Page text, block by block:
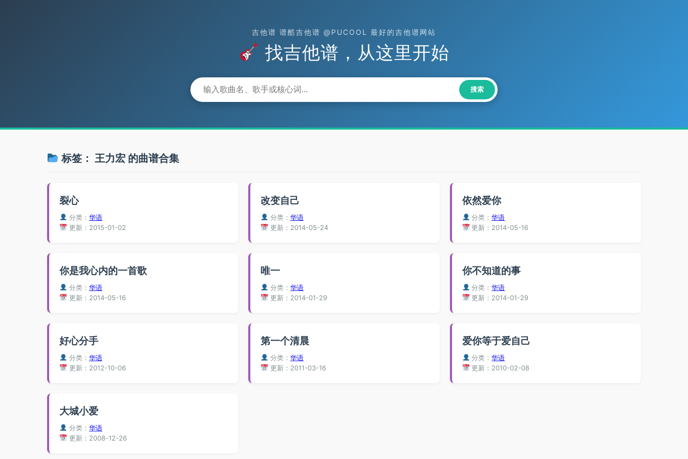
吉他谱 谱酷吉他谱 @PUCOOL 最好的吉他谱网站
找吉他谱，从这里开始
搜索
标签： 王力宏的曲谱合集
裂心
分类： 华语
更新：2015-01-02
改变自己
分类：华语
更新：2014-05-24
依然爱你
分类：华语
更新：2014-05-16
你是我心内的一首歌
分类： 华语
更新：2014-05-16
唯一
分类：华语
更新：2014-01-29
你不知道的事
分类：华语
更新：2014-01-29
好心分手
分类： 华语
更新：2012-10-06
第一个清晨
分类：华语
更新：2011-03-16
爱你等于爱自己
分类：华语
更新：2010-02-08
大城小爱
分类： 华语
更新：2008-12-26